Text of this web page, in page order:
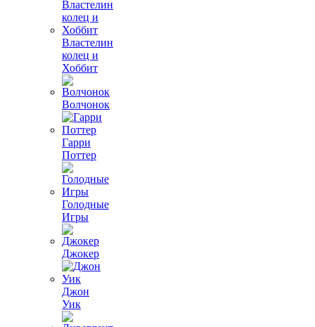
Властелин
колец и
Хоббит
Волчонок
Гарри
Поттер
Голодные
Игры
Джокер
Джон
Уик